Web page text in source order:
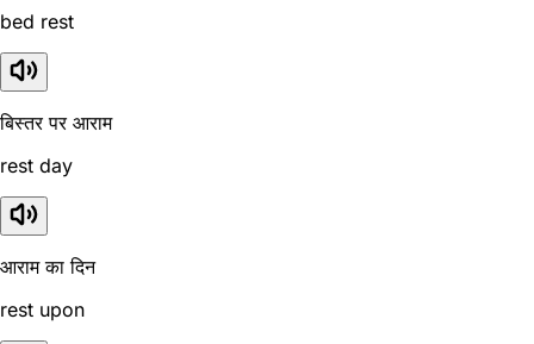
bed rest
बिस्तर पर आराम
rest day
आराम का दिन
rest upon